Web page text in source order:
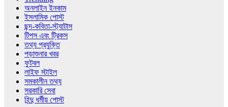
অনলাইন ইনকাম
ইসলামিক পোস্ট
ছন্দ-কবিতা-স্ট্যাটাস
টিপস এবং ট্রিকস
তথ্য প্রযুক্তি
পড়াশুনার খবর
ফুটবল
লাইফ স্টাইল
সমকালীন তথ্য
সরকারি সেবা
হিন্দু ধর্মীয় পোস্ট